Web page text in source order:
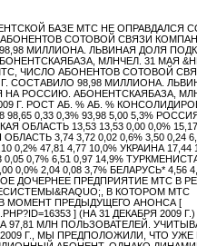
БАЗЕ МТС НЕ ОПРАВДАЛСЯ
СОТОВОЙ СВЯЗИ
МИЛЛИОНА. ЛЬВИНАЯ ДОЛЯ
МЛНЧЕЛ. 31 МАЯ
ЧИСЛО АБОНЕНТОВ СОТОВОЙ
СОСТАВИЛО 98,98 МИЛЛИОНА.
РОССИЮ. АБОНЕНТСКАЯБАЗА,
Г. РОСТ АБ. % АБ. %
0,33 0,3% 93,98 5,00 5,3% РОССИЯ
ОБЛАСТЬ 13,53 13,53 0,00 0,0%
3,74 3,72 0,02 0,6% 3,50 0,24
47,81 4,77 10,0% УКРАИНА 17,44
0,7% 6,51 0,97 14,9%
0,0% 2,04 0,08 3,7% БЕЛАРУСЬ* 4,56
ДОЧЕРНЕЕ ПРЕДПРИЯТИЕ МТС В
В КОТОРОМ МТС
МОМЕНТ ПРЕДЫДУЩЕГО АНОНСА [
] (НА 31 ДЕКАБРЯ 2009 Г.)
МЛН ПОЛЬЗОВАТЕЛЕЙ.
Г., МЫ ПРЕДПОЛОЖИЛИ, ЧТО УЖЕ